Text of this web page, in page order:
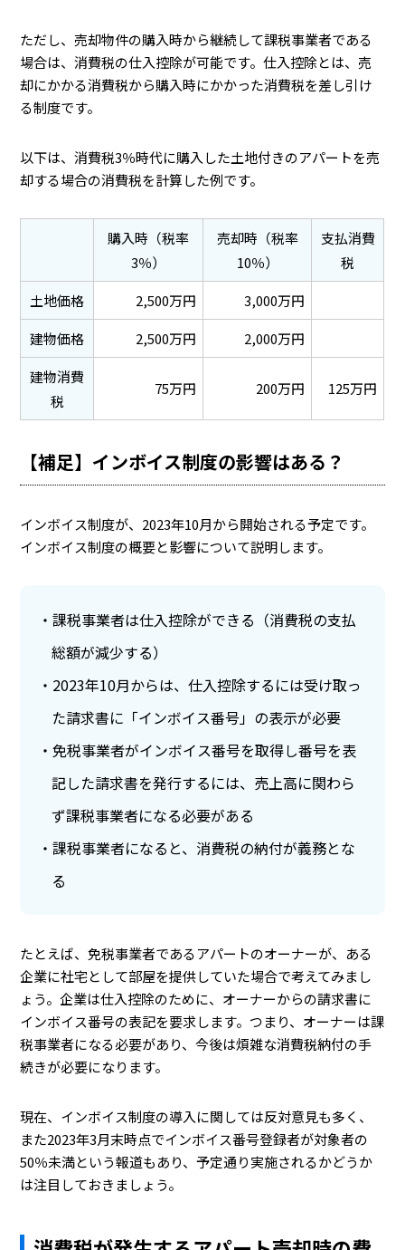
ただし、売却物件の購入時から継続して課税事業者である
場合は、消費税の仕入控除が可能です。仕入控除とは、売
却にかかる消費税から購入時にかかった消費税を差し引け
る制度です。
以下は、消費税3％時代に購入した土地付きのアパートを売
却する場合の消費税を計算した例です。
購入時（税率
3％）
売却時（税率
10％）
支払消費
税
土地価格
2,500万円
3,000万円
建物価格
2,500万円
2,000万円
建物消費
税
75万円 200万円 125万円
【補足】インボイス制度の影響はある？
インボイス制度が、2023年10月から開始される予定です。
インボイス制度の概要と影響について説明します。
課税事業者は仕入控除ができる（消費税の支払
総額が減少する）
2023年10月からは、仕入控除するには受け取っ
た請求書に「インボイス番号」の表示が必要
免税事業者がインボイス番号を取得し番号を表
記した請求書を発行するには、売上高に関わら
ず課税事業者になる必要がある
課税事業者になると、消費税の納付が義務とな
る
たとえば、免税事業者であるアパートのオーナーが、ある
企業に社宅として部屋を提供していた場合で考えてみまし
ょう。企業は仕入控除のために、オーナーからの請求書に
インボイス番号の表記を要求します。つまり、オーナーは課
税事業者になる必要があり、今後は煩雑な消費税納付の手
続きが必要になります。
現在、インボイス制度の導入に関しては反対意見も多く、
また2023年3月末時点でインボイス番号登録者が対象者の
50％未満という報道もあり、予定通り実施されるかどうか
は注目しておきましょう。